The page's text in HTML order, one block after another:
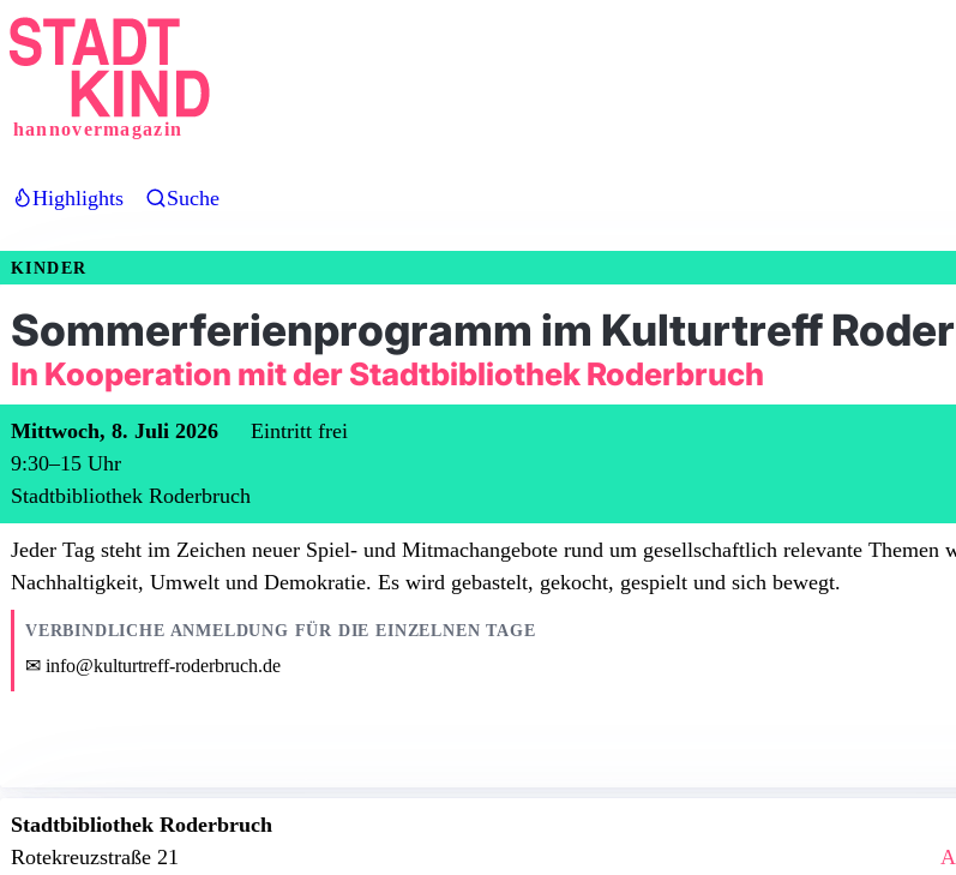
Direkt
zum
hannovermagazin
Highlights Suche
KINDER
Sommerferienprogramm im Kulturtreff
In Kooperation mit der Stadtbibliothek Roderbruch
Mittwoch, 8. Juli 2026
9:30–15 Uhr
Stadtbibliothek Roderbruch
Eintritt frei
Jeder Tag steht im Zeichen neuer Spiel- und Mitmachangebote rund um gesellschaftlich relevante Themen
Nachhaltigkeit, Umwelt und Demokratie. Es wird gebastelt, gekocht, gespielt und sich bewegt.
VERBINDLICHE ANMELDUNG FÜR DIE EINZELNEN TAGE
info@kulturtreff-roderbruch.de
Stadtbibliothek Roderbruch
Rotekreuzstraße 21